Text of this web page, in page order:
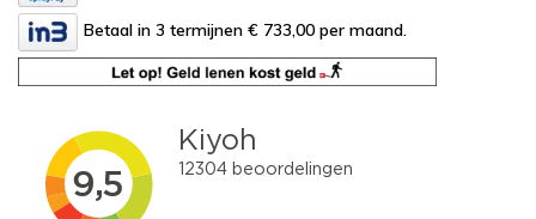
Betaal in 3 termijnen € 733,00 per maand.